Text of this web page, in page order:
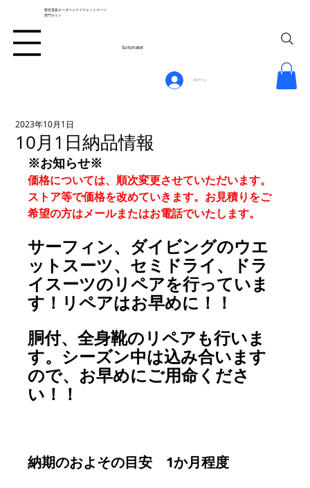
Suitsmaker
製造直販オーダーメイドウェットスーツ
専門サイト
ログイン
10月1日納品情報
2023年10月1日
※お知らせ※
価格については、順次変更させていただいます。
ストア等で価格を改めていきます。お見積りをご
希望の方はメールまたはお電話でいたします。
サーフィン、ダイビングのウエ
ットスーツ、セミドライ、ドラ
イスーツのリペアを行っていま
す！リペアはお早めに！！
胴付、全身靴のリペアも行いま
す。シーズン中は込み合います
ので、お早めにご用命くださ
い！！
納期のおよその目安　1か月程度